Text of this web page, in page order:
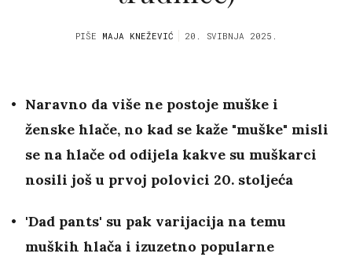
PIŠE MAJA KNEŽEVIĆ 20. SVIBNJA 2025.
Naravno da više ne postoje muške i
ženske hlače, no kad se kaže "muške" misli
se na hlače od odijela kakve su muškarci
nosili još u prvoj polovici 20. stoljeća
'Dad pants' su pak varijacija na temu
muških hlača i izuzetno popularne